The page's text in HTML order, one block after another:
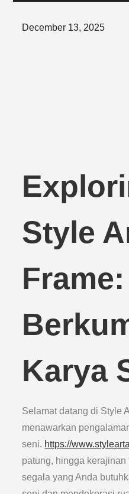
Posted
December 13, 2025
Style
Karya
Selamat datang di Style
menawarkan
seni. https://
patung, hingga
segala yang Anda